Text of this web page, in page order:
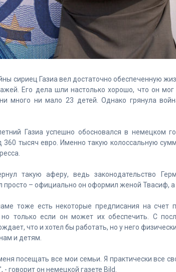
сириец Газиа вел достаточно обеспеченную
Его дела шли настолько хорошо, что он
много ни мало 23 детей. Однако грянула
Газиа успешно обосновался в немецком
360 тысяч евро. Именно такую колоссальную
такую аферу, ведь законодательство
просто – официально он оформил женой Твасиф,
тоже есть некоторые предписания на
но только если он может их обеспечить. С
что и хотел бы работать, но у него
и детям.
посещать все мои семьи. Я практически все
- говорит он немецкой газете Bild.